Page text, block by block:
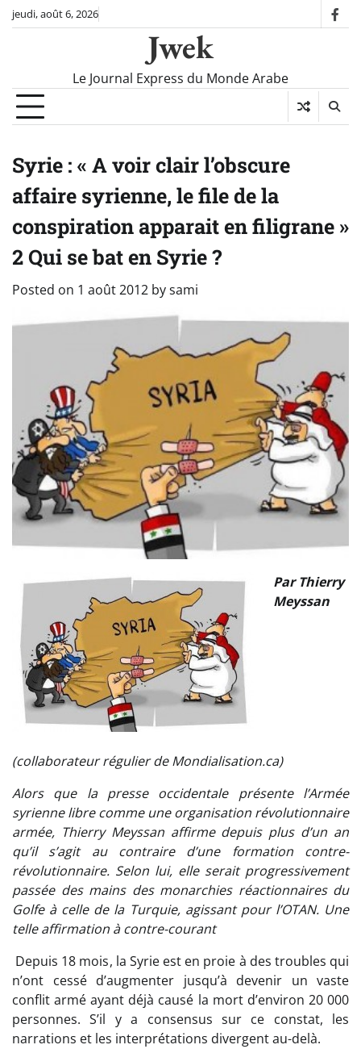
Skipjeudi, août 6, 2026
Jwek
Le Journal Express du Monde Arabe
Syrie : « A voir clair l’obscure
affaire syrienne, le file de la
conspiration apparait en filigrane »
2 Qui se bat en Syrie ?
Posted on 1 août 2012 bysami
Par Thierry
Meyssan
(collaborateur régulier de Mondialisation.ca)
Alors que la presse occidentale présente l’Armée
syrienne libre comme une organisation révolutionnaire
armée, Thierry Meyssan affirme depuis plus d’un an
qu’il s’agit au contraire d’une formation contre-
révolutionnaire. Selon lui, elle serait progressivement
passée des mains des monarchies réactionnaires du
Golfe à celle de la Turquie, agissant pour l’OTAN. Une
telle affirmation à contre-courant
Depuis 18 mois, la Syrie est en proie à des troubles qui
n’ont cessé d’augmenter jusqu’à devenir un vaste
conflit armé ayant déjà causé la mort d’environ 20 000
personnes. S’il y a consensus sur ce constat, les
narrations et les interprétations divergent au-delà.